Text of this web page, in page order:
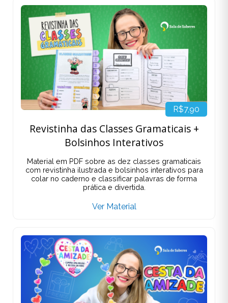
R$7,90
Revistinha das Classes Gramaticais +
Bolsinhos Interativos
Material em PDF sobre as dez classes gramaticais
com revistinha ilustrada e bolsinhos interativos para
colar no caderno e classificar palavras de forma
prática e divertida.
Ver Material